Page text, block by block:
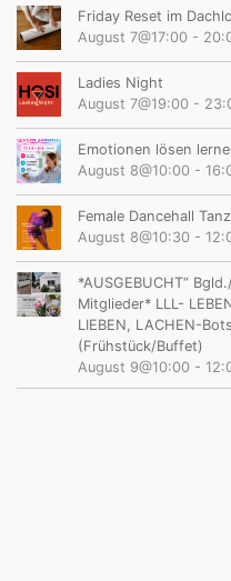
Friday Reset im
August 7@17:00 -
Ladies Night
August 7@19:00 -
Emotionen lösen
August 8@10:00 -
Female Dancehall
August 8@10:30 -
*AUSGEBUCHT“
Mitglieder* LLL-
LIEBEN, LACHEN-
(Frühstück/Buffet)
August 9@10:00 -